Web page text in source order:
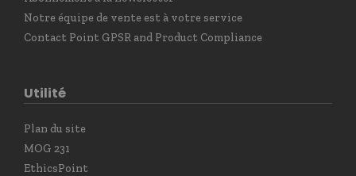
Notre équipe de vente est à votre service
Contact Point GPSR and Product Compliance
Utilité
Plan du site
MOG 231
EthicsPoint